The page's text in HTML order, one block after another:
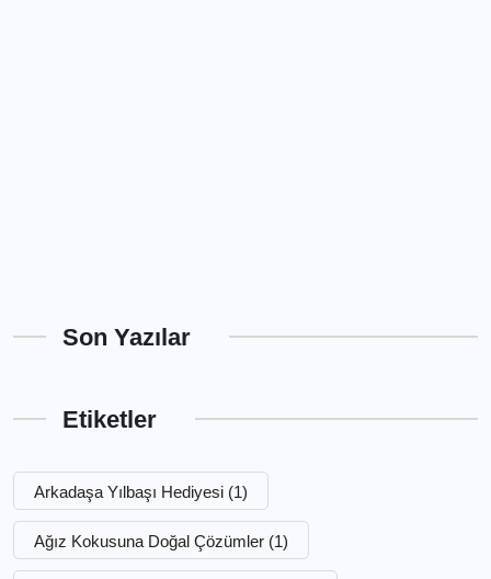
Son Yazılar
Etiketler
Arkadaşa Yılbaşı Hediyesi (1)
Ağız Kokusuna Doğal Çözümler (1)